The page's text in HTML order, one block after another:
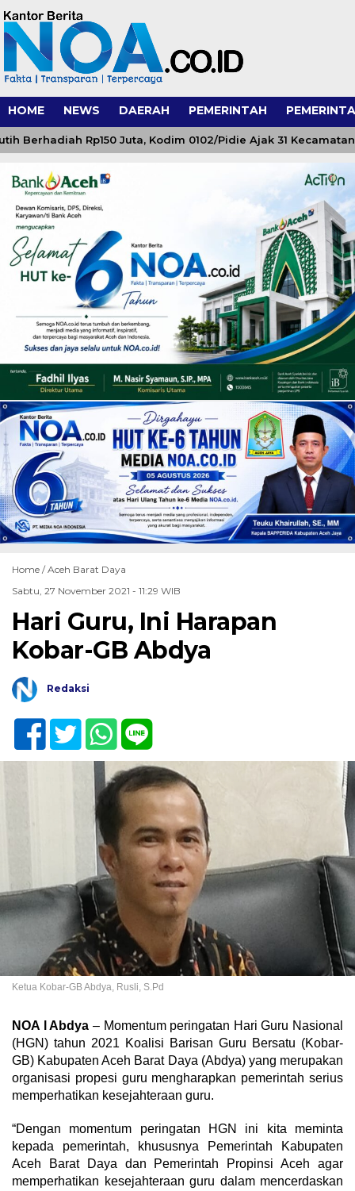
HOME NEWS DAERAH PEMERINTAH
Rp150 Juta, Kodim 0102/Pidie Ajak 31 Kecamatan
Home /Aceh Barat Daya
Sabtu, 27 November 2021 - 11:29 WIB
Hari Guru, Ini Harapan
Kobar-GB Abdya
Redaksi
Ketua Kobar-GB Abdya, Rusli, S.Pd
NOA l Abdya – Momentum peringatan Hari Guru Nasional
(HGN) tahun 2021 Koalisi Barisan Guru Bersatu (Kobar-
GB) Kabupaten Aceh Barat Daya (Abdya) yang merupakan
organisasi propesi guru mengharapkan pemerintah serius
memperhatikan kesejahteraan guru.
“Dengan momentum peringatan HGN ini kita meminta
kepada pemerintah, khususnya Pemerintah Kabupaten
Aceh Barat Daya dan Pemerintah Propinsi Aceh agar
memperhatikan kesejahteraan guru dalam mencerdaskan